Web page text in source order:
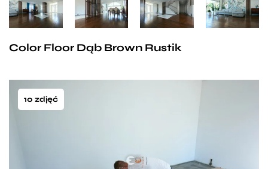
Color Floor Dąb Brown Rustik
10 zdjęć